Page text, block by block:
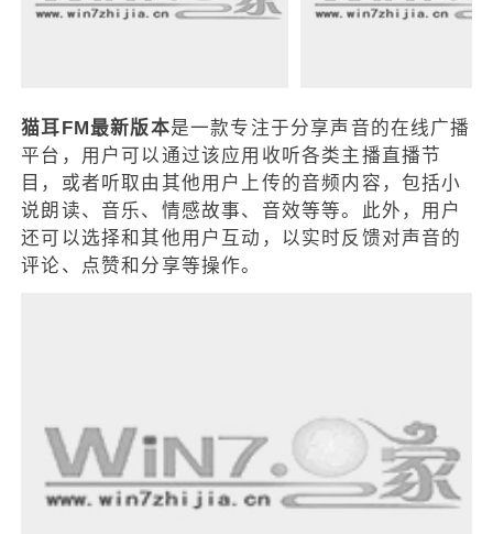
猫耳FM最新版本是一款专注于分享声音的在线广播
平台，用户可以通过该应用收听各类主播直播节
目，或者听取由其他用户上传的音频内容，包括小
说朗读、音乐、情感故事、音效等等。此外，用户
还可以选择和其他用户互动，以实时反馈对声音的
评论、点赞和分享等操作。